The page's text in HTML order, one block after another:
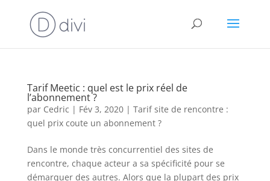
Tarif Meetic : quel est le prix réel de
l’abonnement ?
par Cedric | Fév 3, 2020| Tarif site de rencontre :
quel prix coute un abonnement ?
Dans le monde très concurrentiel des sites de
rencontre, chaque acteur a sa spécificité pour se
démarquer des autres. Alors que la plupart des prix